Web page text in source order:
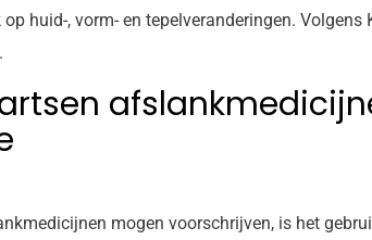
huid-, vorm- en tepelveranderingen.
mogen voorschrijven, is het